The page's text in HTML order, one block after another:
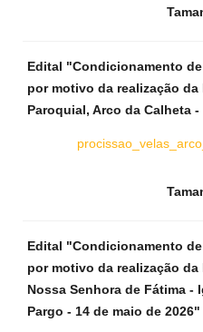
Edital "Condicionamento
por motivo da realização
Paroquial, Arco da Calheta
Edital "Condicionamento
por motivo da realização
Nossa Senhora de Fátima -
Pargo - 14 de maio de 2026"